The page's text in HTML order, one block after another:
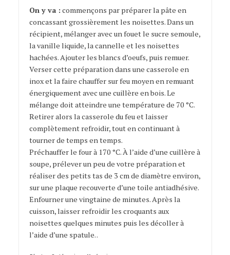
On y va : commençons par préparer la pâte en
concassant grossièrement les noisettes. Dans un
récipient, mélanger avec un fouet le sucre semoule,
la vanille liquide, la cannelle et les noisettes
hachées. Ajouter les blancs d’oeufs, puis remuer.
Verser cette préparation dans une casserole en
inox et la faire chauffer sur feu moyen en remuant
énergiquement avec une cuillère en bois. Le
mélange doit atteindre une température de 70 °C.
Retirer alors la casserole du feu et laisser
complètement refroidir, tout en continuant à
tourner de temps en temps.
Préchauffer le four à 170 °C. À l’aide d’une cuillère à
soupe, prélever un peu de votre préparation et
réaliser des petits tas de 3 cm de diamètre environ,
sur une plaque recouverte d’une toile antiadhésive.
Enfourner une vingtaine de minutes. Après la
cuisson, laisser refroidir les croquants aux
noisettes quelques minutes puis les décoller à
l’aide d’une spatule. .